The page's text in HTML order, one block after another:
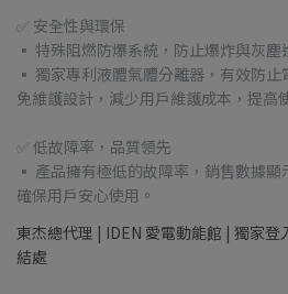
✅ 安全性與環保
▪ 特殊阻燃防爆系統，防止爆炸與灰塵
▪ 獨家專利液體氣體分離器，有效防止
免維護設計，減少用戶維護成本，提高
✅ 低故障率，品質領先
▪ 產品擁有極低的故障率，銷售數據顯
確保用戶安心使用。
東杰總代理 | IDEN 愛電動能館 | 獨家
結處